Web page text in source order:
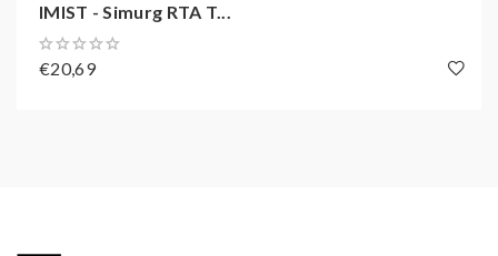
IMIST - Simurg RTA T...
€20,69